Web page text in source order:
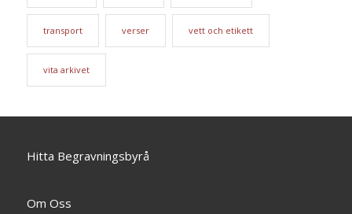
transport verser vett och etikett
vita arkivet
Hitta Begravningsbyrå
Om Oss